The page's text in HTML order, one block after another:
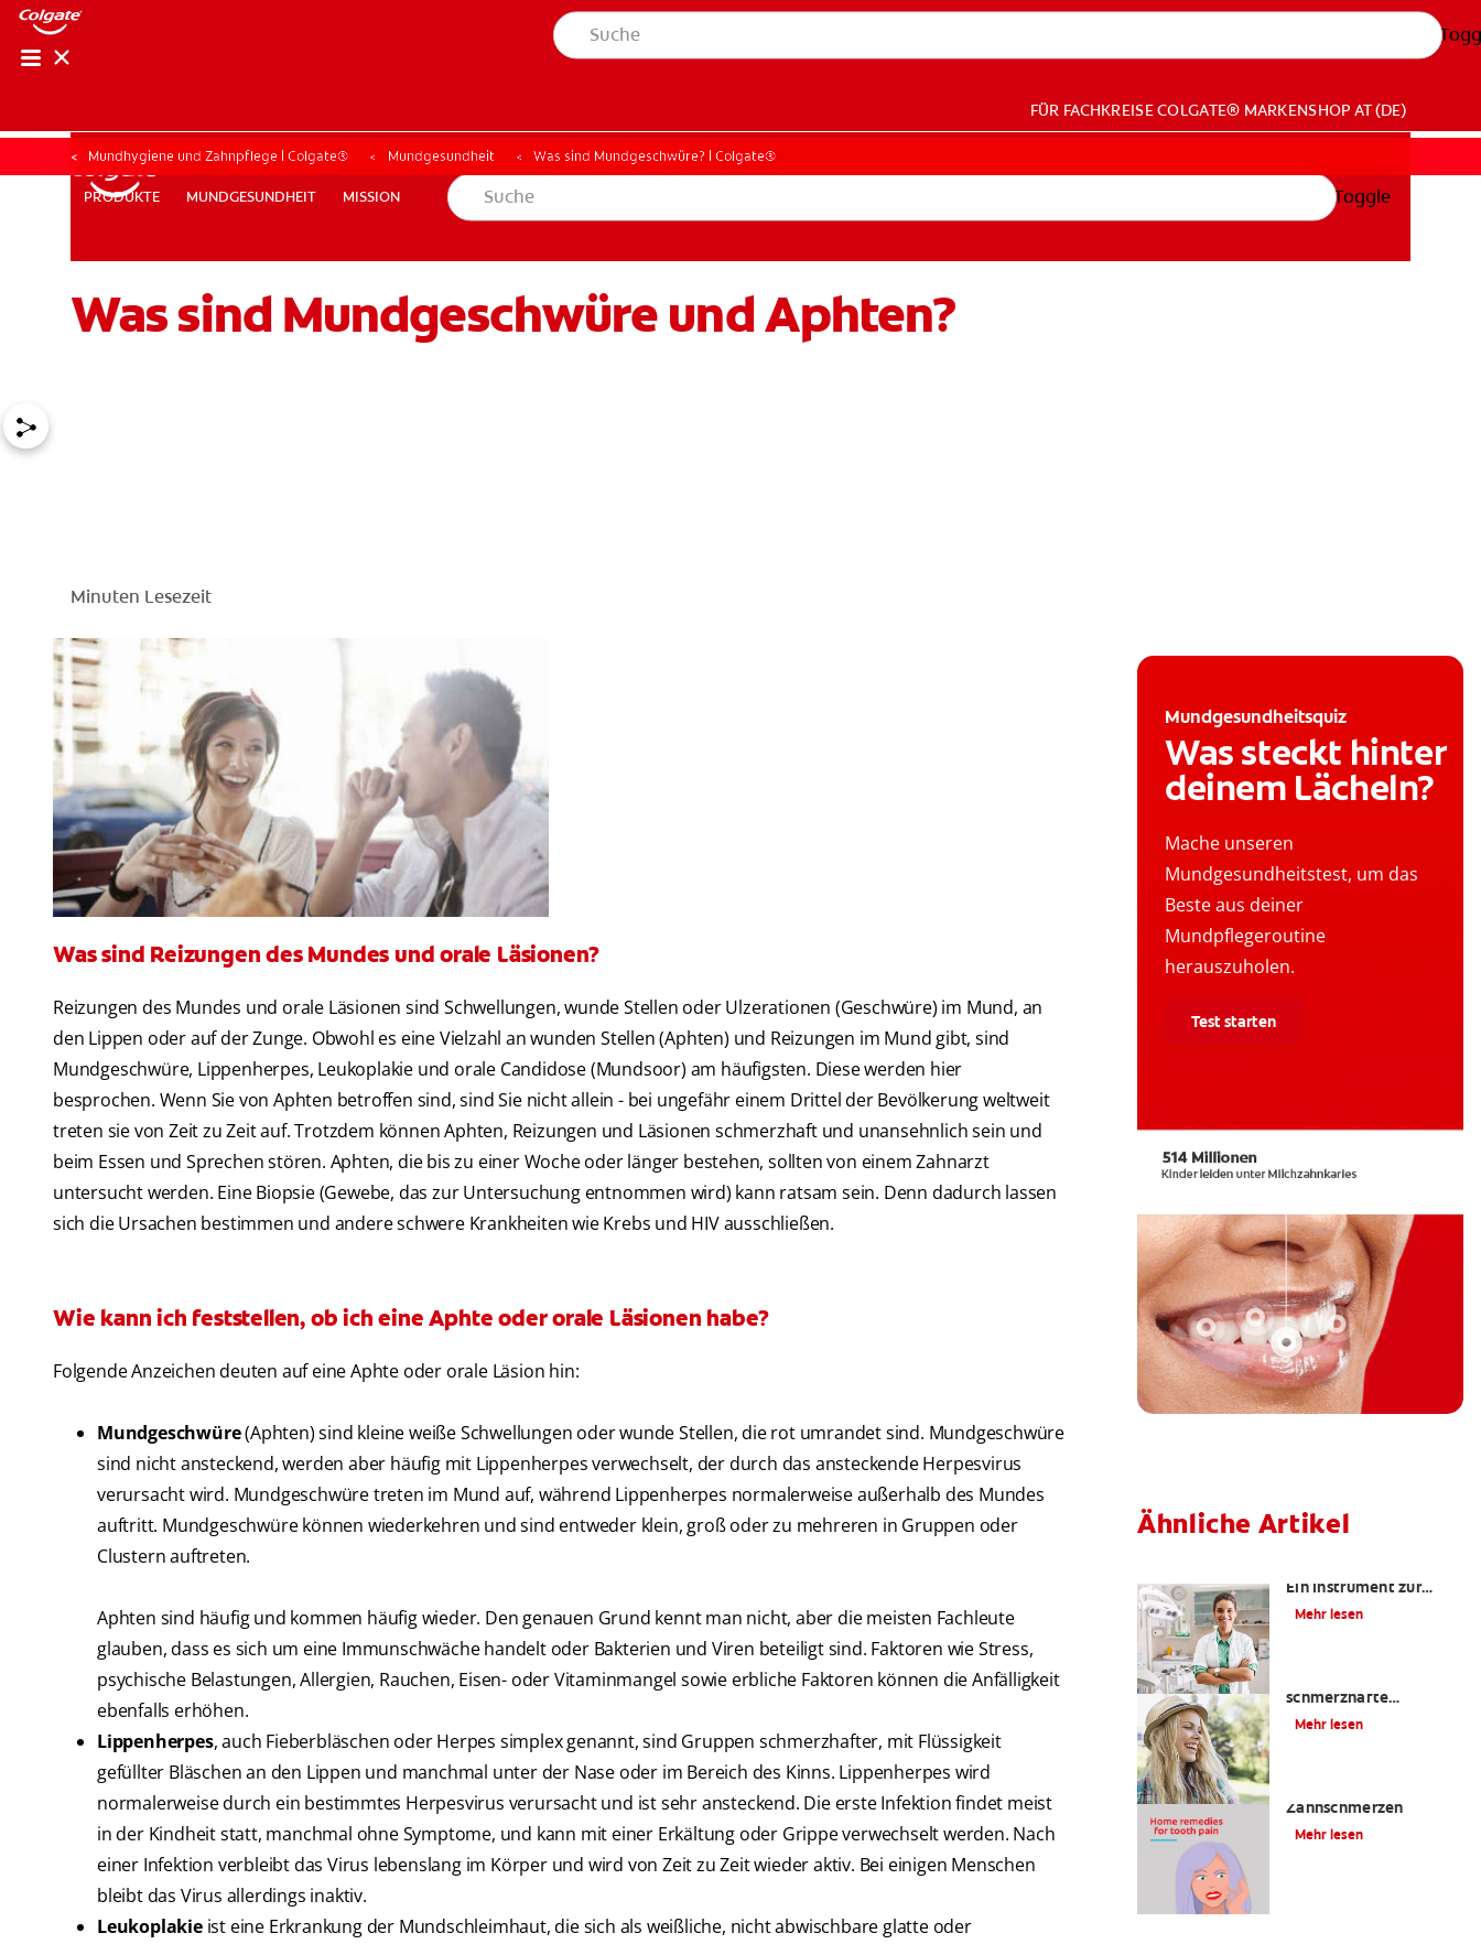
PRODUKTE MUNDGESUNDHEIT MISSION
FÜR FACHKREISE COLGATE® MARKENSHOP AT (DE)
FÜR FACHKREISECOLGATE® MARKENSHOP AT (DE)
PRODUKTE MUNDGESUNDHEIT MISSION Toggle
Mundhygiene und Zahnpflege | Colgate® Mundgesundheit Was sind Mundgeschwüre? | Colgate®
Was sind Mundgeschwüre und Aphten?
Minuten Lesezeit
Was sind Reizungen des Mundes und orale Läsionen?
Reizungen des Mundes und orale Läsionen sind Schwellungen, wunde Stellen oder Ulzerationen (Geschwüre) im Mund, an
den Lippen oder auf der Zunge. Obwohl es eine Vielzahl an wunden Stellen (Aphten) und Reizungen im Mund gibt, sind
Mundgeschwüre, Lippenherpes, Leukoplakie und orale Candidose (Mundsoor) am häufigsten. Diese werden hier
besprochen. Wenn Sie von Aphten betroffen sind, sind Sie nicht allein - bei ungefähr einem Drittel der Bevölkerung weltweit
treten sie von Zeit zu Zeit auf. Trotzdem können Aphten, Reizungen und Läsionen schmerzhaft und unansehnlich sein und
beim Essen und Sprechen stören. Aphten, die bis zu einer Woche oder länger bestehen, sollten von einem Zahnarzt
untersucht werden. Eine Biopsie (Gewebe, das zur Untersuchung entnommen wird) kann ratsam sein. Denn dadurch lassen
sich die Ursachen bestimmen und andere schwere Krankheiten wie Krebs und HIV ausschließen.
Wie kann ich feststellen, ob ich eine Aphte oder orale Läsionen habe?
Folgende Anzeichen deuten auf eine Aphte oder orale Läsion hin:
Mundgeschwüre(Aphten) sind kleine weiße Schwellungen oder wunde Stellen, die rot umrandet sind. Mundgeschwüre
sind nicht ansteckend, werden aber häufig mit Lippenherpes verwechselt, der durch das ansteckende Herpesvirus
verursacht wird. Mundgeschwüre treten im Mund auf, während Lippenherpes normalerweise außerhalb des Mundes
auftritt. Mundgeschwüre können wiederkehren und sind entweder klein, groß oder zu mehreren in Gruppen oder
Clustern auftreten.
Aphten sind häufig und kommen häufig wieder. Den genauen Grund kennt man nicht, aber die meisten Fachleute
glauben, dass es sich um eine Immunschwäche handelt oder Bakterien und Viren beteiligt sind. Faktoren wie Stress,
psychische Belastungen, Allergien, Rauchen, Eisen- oder Vitaminmangel sowie erbliche Faktoren können die Anfälligkeit
ebenfalls erhöhen.
Lippenherpes, auch Fieberbläschen oder Herpes simplex genannt, sind Gruppen schmerzhafter, mit Flüssigkeit
gefüllter Bläschen an den Lippen und manchmal unter der Nase oder im Bereich des Kinns. Lippenherpes wird
normalerweise durch ein bestimmtes Herpesvirus verursacht und ist sehr ansteckend. Die erste Infektion findet meist
in der Kindheit statt, manchmal ohne Symptome, und kann mit einer Erkältung oder Grippe verwechselt werden. Nach
einer Infektion verbleibt das Virus lebenslang im Körper und wird von Zeit zu Zeit wieder aktiv. Bei einigen Menschen
bleibt das Virus allerdings inaktiv.
Leukoplakieist eine Erkrankung der Mundschleimhaut, die sich als weißliche, nicht abwischbare glatte oder
Mundgesundheitsquiz
Was steckt hinter
deinem Lächeln?
Mache unseren
Mundgesundheitstest, um das
Beste aus deiner
Mundpflegeroutine
herauszuholen.
Test starten
Ähnliche Artikel
Ein Instrument zur
Prävention
Mehr lesen
schmerzhafte
Angelegenheit?
Mehr lesen
Zahnschmerzen
Mehr lesen